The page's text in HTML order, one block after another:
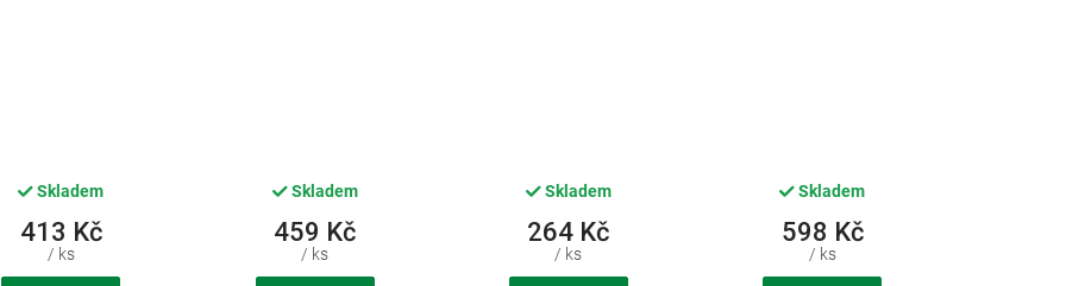
Skladem
413 Kč
/ ks
Skladem
459 Kč
/ ks
Skladem
264 Kč
/ ks
Skladem
598 Kč
/ ks